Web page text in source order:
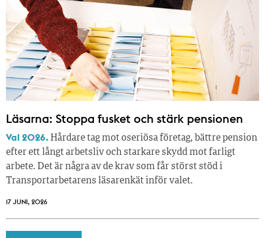
Läsarna: Stoppa fusket och stärk pensionen
Val 2026. Hårdare tag mot oseriösa företag, bättre pension
efter ett långt arbetsliv och starkare skydd mot farligt
arbete. Det är några av de krav som får störst stöd i
Transportarbetarens läsar­enkät inför valet.
17 JUNI, 2026